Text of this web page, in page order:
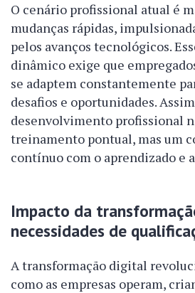
O cenário profissional atual é
mudanças rápidas,
pelos avanços tecnológicos.
dinâmico exige que
se adaptem constantemente
desafios e oportunidades.
desenvolvimento profissional
treinamento pontual, mas um
contínuo com o aprendizado e
Impacto da
necessidades de
A transformação digital
como as empresas operam,